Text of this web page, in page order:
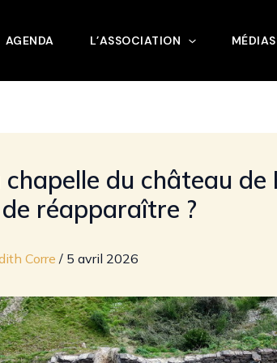
AGENDA L’ASSOCIATION MÉDIAS
chapelle du château
réapparaître ?
Corre / 5 avril 2026